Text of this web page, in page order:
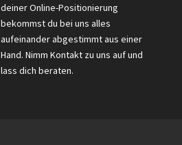
deiner Online-Positionierung
bekommst du bei uns alles
aufeinander abgestimmt aus einer
Hand. Nimm Kontakt zu uns auf und
lass dich beraten.